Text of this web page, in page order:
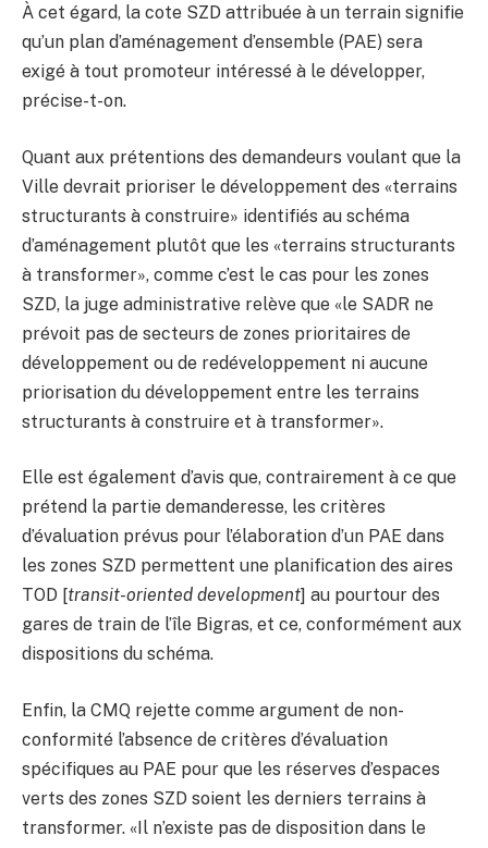
À cet égard, la cote SZD attribuée à un terrain signifie
qu’un plan d’aménagement d’ensemble (PAE) sera
exigé à tout promoteur intéressé à le développer,
précise-t-on.
Quant aux prétentions des demandeurs voulant que la
Ville devrait prioriser le développement des «terrains
structurants à construire» identifiés au schéma
d’aménagement plutôt que les «terrains structurants
à transformer», comme c’est le cas pour les zones
SZD, la juge administrative relève que «le SADR ne
prévoit pas de secteurs de zones prioritaires de
développement ou de redéveloppement ni aucune
priorisation du développement entre les terrains
structurants à construire et à transformer».
Elle est également d’avis que, contrairement à ce que
prétend la partie demanderesse, les critères
d’évaluation prévus pour l’élaboration d’un PAE dans
les zones SZD permettent une planification des aires
TOD [transit-oriented development] au pourtour des
gares de train de l’île Bigras, et ce, conformément aux
dispositions du schéma.
Enfin, la CMQ rejette comme argument de non-
conformité l’absence de critères d’évaluation
spécifiques au PAE pour que les réserves d’espaces
verts des zones SZD soient les derniers terrains à
transformer. «Il n’existe pas de disposition dans le